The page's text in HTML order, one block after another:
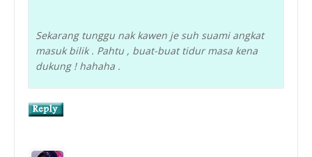
Sekarang tunggu nak kawen je suh suami angkat
masuk bilik . Pahtu , buat-buat tidur masa kena
dukung ! hahaha .